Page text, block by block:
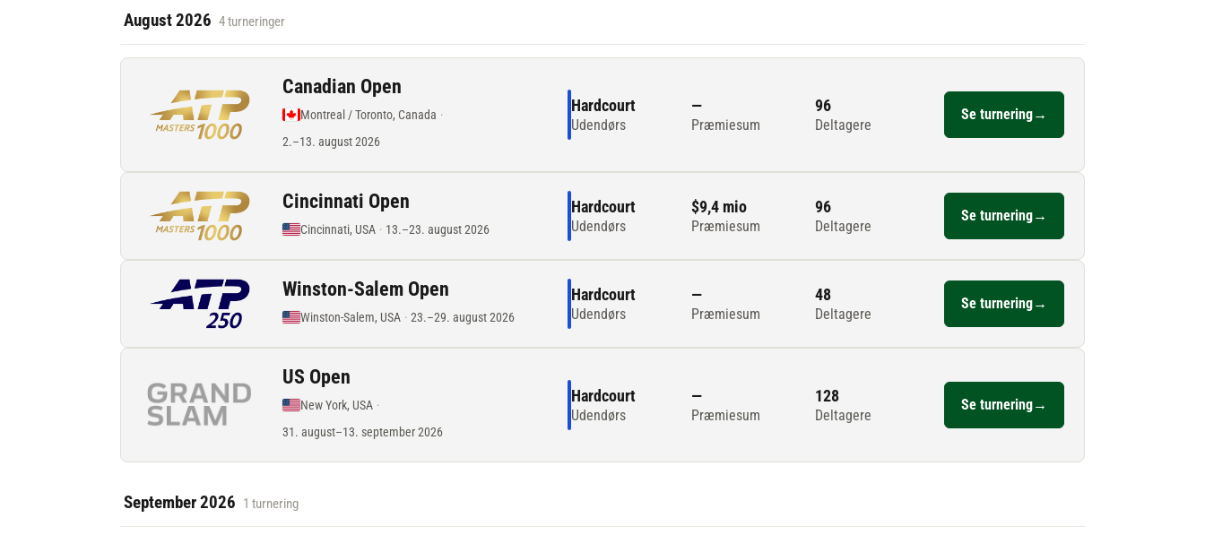
August 2026 4 turneringer
Canadian Open
Montreal / Toronto, Canada ·
2.–13. august 2026
Hardcourt
Udendørs
—
Præmiesum
96
Deltagere
Se turnering→
Cincinnati Open
Cincinnati, USA · 13.–23. august 2026
Hardcourt
Udendørs
$9,4 mio
Præmiesum
96
Deltagere
Se turnering→
Winston-Salem Open
Winston-Salem, USA · 23.–29. august 2026
Hardcourt
Udendørs
—
Præmiesum
48
Deltagere
Se turnering→
US Open
New York, USA ·
31. august–13. september 2026
Hardcourt
Udendørs
—
Præmiesum
128
Deltagere
Se turnering→
September 2026 1 turnering